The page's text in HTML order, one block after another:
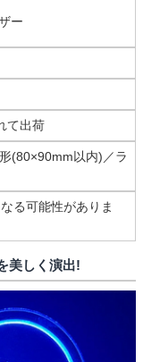
ー
て出荷
(80×90mm以内)／ラ
る可能性がありま
美しく演出!